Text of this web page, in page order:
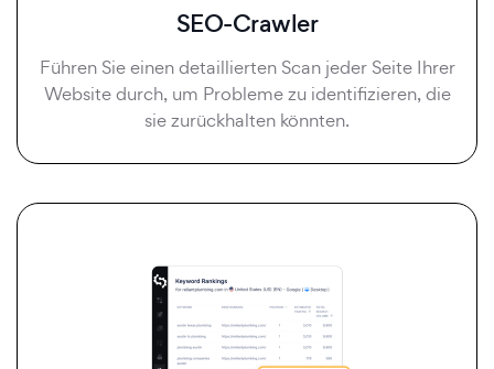
SEO-Crawler
Führen Sie einen detaillierten Scan jeder Seite Ihrer
Website durch, um Probleme zu identifizieren, die
sie zurückhalten könnten.